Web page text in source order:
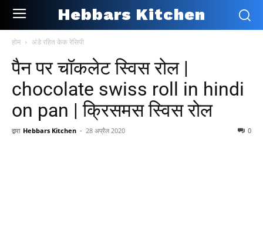
Hebbars Kitchen
होम अंडे रहित केक रेसिपी
पैन पर चॉकलेट स्विस रोल |
chocolate swiss roll in hindi
on pan | क्रिसमस स्विस रोल
द्वारा Hebbars Kitchen - 28 अप्रैल 2020 0